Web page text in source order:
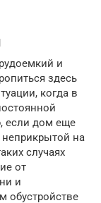
и
здесь
когда в
если дом еще
неприкрытой на
случаях
от
и
обустройстве